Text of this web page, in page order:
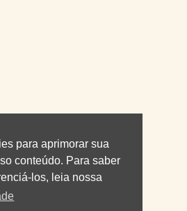
para aprimorar sua
conteúdo. Para saber
los, leia nossa